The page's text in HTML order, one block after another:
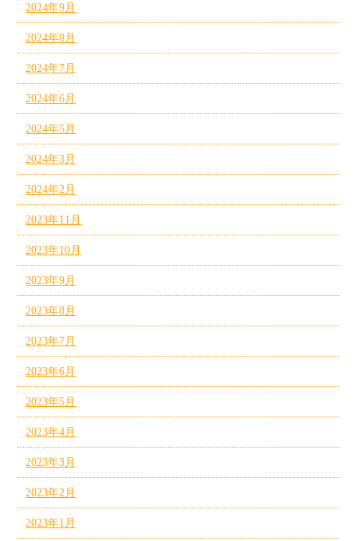
2024年9月
2024年8月
2024年7月
2024年6月
2024年5月
2024年3月
2024年2月
2023年11月
2023年10月
2023年9月
2023年8月
2023年7月
2023年6月
2023年5月
2023年4月
2023年3月
2023年2月
2023年1月